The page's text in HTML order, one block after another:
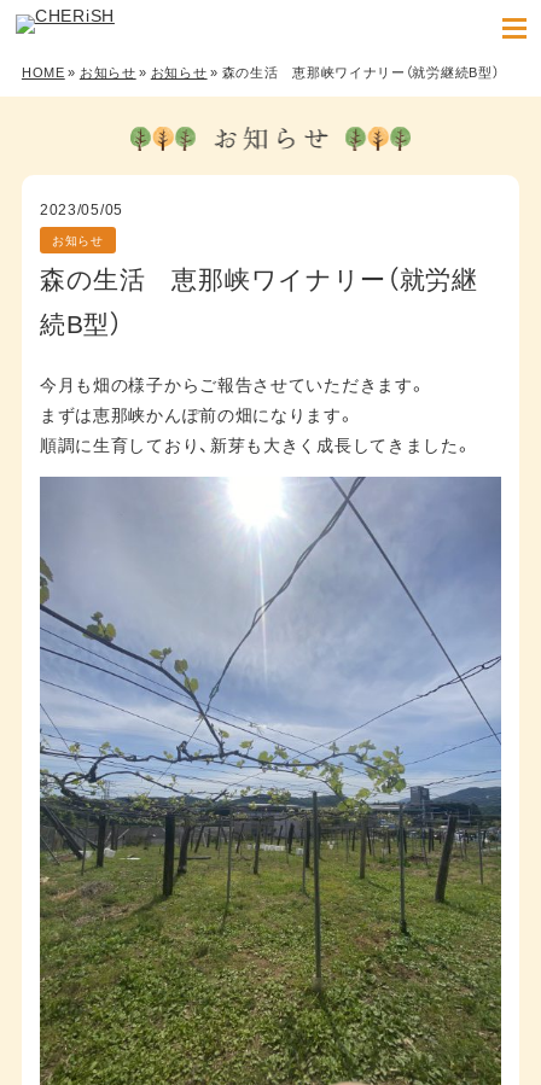
HOME» お知らせ» お知らせ» 森の生活 恵那峡ワイナリー（就労継続B型）
2023/05/05
お知らせ
森の生活 恵那峡ワイナリー（就労継
続B型）
今月も畑の様子からご報告させていただきます。
まずは恵那峡かんぽ前の畑になります。
順調に生育しており、新芽も大きく成長してきました。